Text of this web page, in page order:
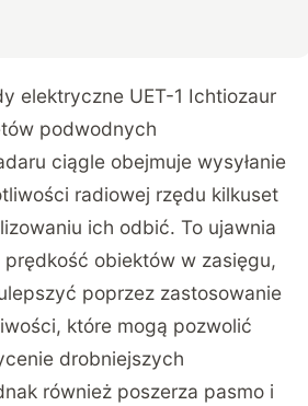
elektryczne UET-1 Ichtiozaur
podwodnych
ciągle obejmuje wysyłanie
radiowej rzędu kilkuset
ich odbić. To ujawnia
prędkość obiektów w zasięgu,
poprzez zastosowanie
które mogą pozwolić
drobniejszych
również poszerza pasmo i